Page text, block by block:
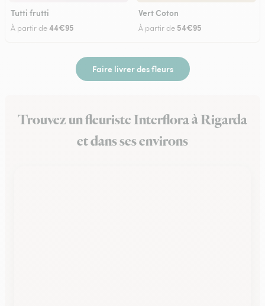
Tutti frutti
À partir de44€95
Vert Coton
À partir de 54€95
Faire livrer des fleurs
Trouvez un fleuriste Interflora à Rigarda
et dans ses environs